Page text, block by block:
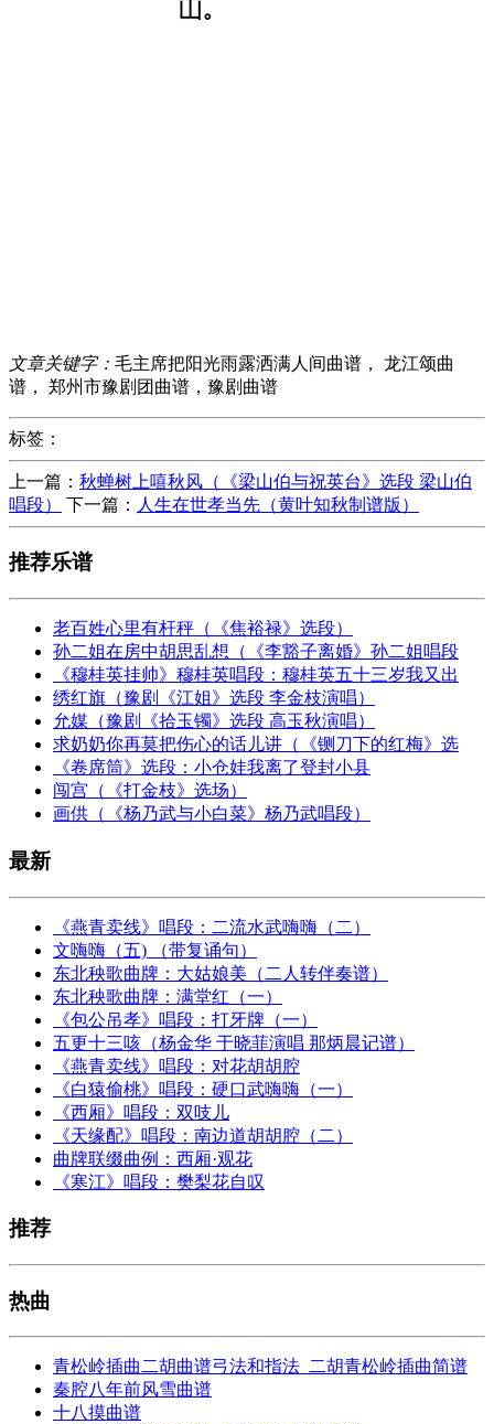
文章关键字： 毛主席把阳光雨露洒满人间曲谱， 龙江颂曲
谱， 郑州市豫剧团曲谱，豫剧曲谱
标签：
上一篇： 秋蝉树上嘻秋风（《梁山伯与祝英台》选段 梁山伯
唱段）
下一篇： 人生在世孝当先（黄叶知秋制谱版）
推荐乐谱
老百姓心里有杆秤（《焦裕禄》选段）
孙二姐在房中胡思乱想（《李豁子离婚》孙二姐唱段
《穆桂英挂帅》穆桂英唱段：穆桂英五十三岁我又出
绣红旗（豫剧《江姐》选段 李金枝演唱）
允媒（豫剧《拾玉镯》选段 高玉秋演唱）
求奶奶你再莫把伤心的话儿讲（《铡刀下的红梅》选
《卷席筒》选段：小仓娃我离了登封小县
闯宫（《打金枝》选场）
画供（《杨乃武与小白菜》杨乃武唱段）
最新
《燕青卖线》唱段：二流水武嗨嗨（二）
文嗨嗨（五) （带复诵句）
东北秧歌曲牌：大姑娘美（二人转伴奏谱）
东北秧歌曲牌：满堂红（一）
《包公吊孝》唱段：打牙牌（一）
五更十三咳（杨金华 于晓菲演唱 那炳晨记谱）
《燕青卖线》唱段：对花胡胡腔
《白猿偷桃》唱段：硬口武嗨嗨（一）
《西厢》唱段：双吱儿
《天缘配》唱段：南边道胡胡腔（二）
曲牌联缀曲例：西厢·观花
《寒江》唱段：樊梨花自叹
推荐
热曲
青松岭插曲二胡曲谱弓法和指法_二胡青松岭插曲简谱
秦腔八年前风雪曲谱
十八摸曲谱